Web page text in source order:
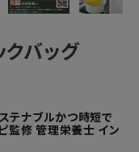
クバッグ
テナブルかつ時短で
監修 管理栄養士 イン